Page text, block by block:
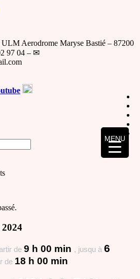
Aerodrome Maryse Bastié – 87200
97 04 – ✉
de 9 h 00 min , jusqu à 6
de 18 h 00 min
MENU